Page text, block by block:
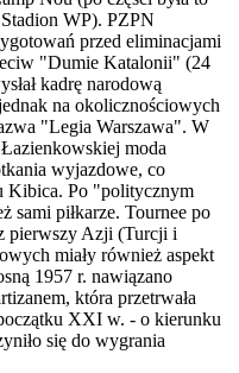
WP). PZPN
przed eliminacjami
"Dumie Katalonii" (24
kadrę narodową
na okolicznościowych
"Legia Warszawa". W
moda
wyjazdowe, co
Kibica. Po "politycznym
sami piłkarze. Tournee po
pierwszy Azji (Turcji i
miały również aspekt
1957 r. nawiązano
która przetrwała
XXI w. - o kierunku
się do wygrania